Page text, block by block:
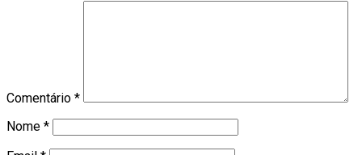
Comentário *
Nome *